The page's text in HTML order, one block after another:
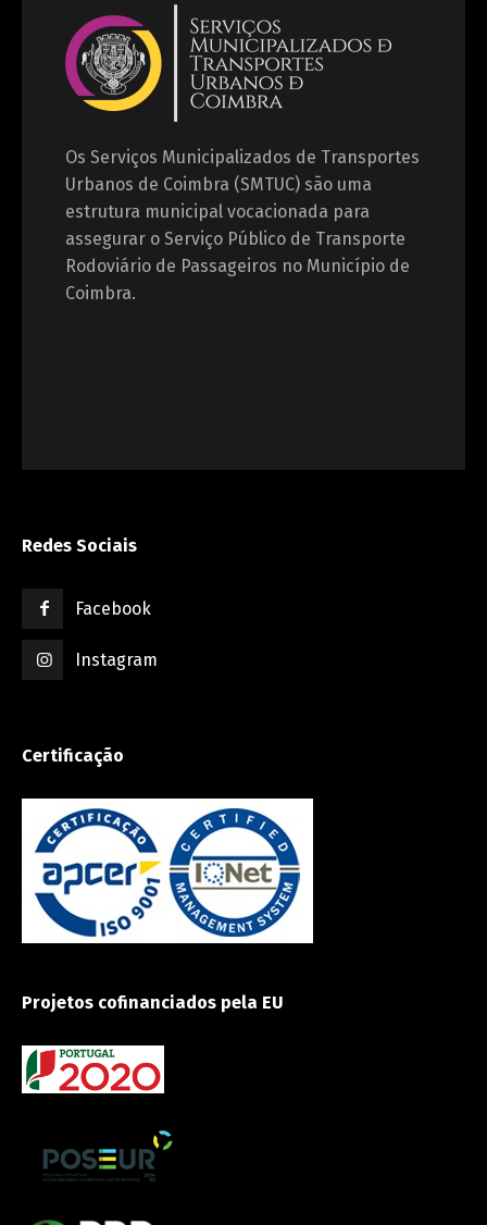
Os Serviços Municipalizados de Transportes
Urbanos de Coimbra (SMTUC) são uma
estrutura municipal vocacionada para
assegurar o Serviço Público de Transporte
Rodoviário de Passageiros no Município de
Coimbra.
Redes Sociais
Facebook
Instagram
Certificação
Projetos cofinanciados pela EU